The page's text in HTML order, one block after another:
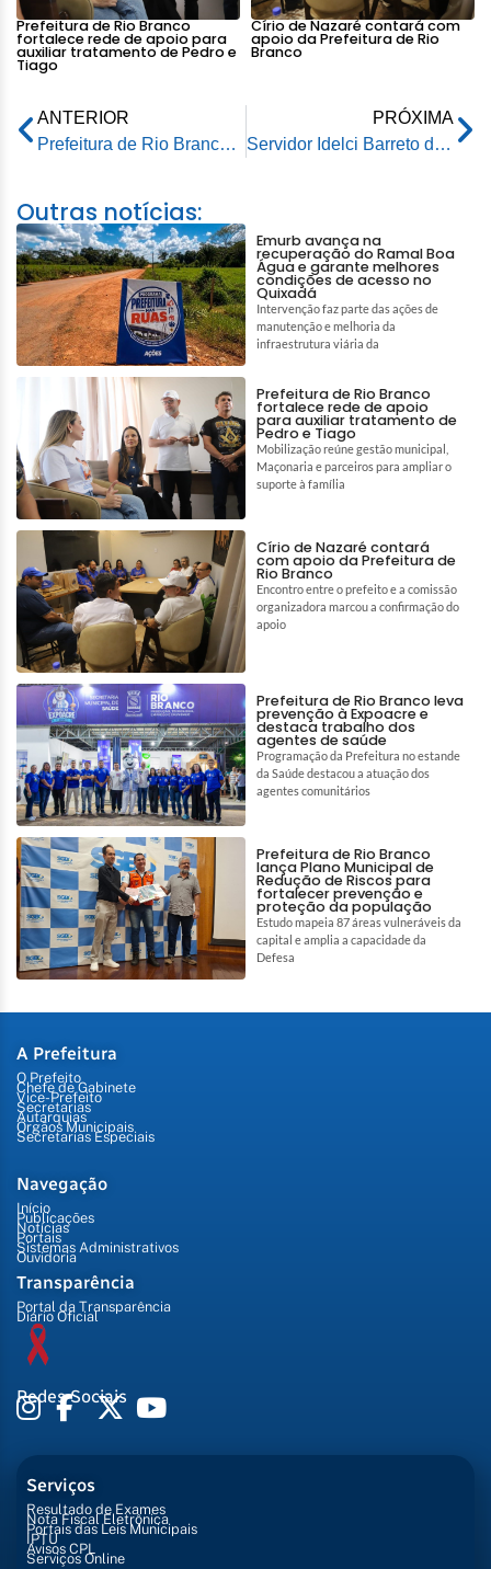
Prefeitura de Rio Branco
fortalece rede de apoio para
auxiliar tratamento de Pedro e
Tiago
Círio de Nazaré contará com
apoio da Prefeitura de Rio
Branco
ANTERIOR
Prefeitura de Rio Branco garante continuidade e investimentos nos serviços de água e esgoto por meio do Saerb
PRÓXIMA
Servidor Idelci Barreto de Matos completa 76 anos com 54 anos dedicados à Prefeitura de Rio Branco
Outras notícias:
Emurb avança na
recuperação do Ramal Boa
Água e garante melhores
condições de acesso no
Quixadá
Intervenção faz parte das ações de
manutenção e melhoria da
infraestrutura viária da
Prefeitura de Rio Branco
fortalece rede de apoio
para auxiliar tratamento de
Pedro e Tiago
Mobilização reúne gestão municipal,
Maçonaria e parceiros para ampliar o
suporte à família
Círio de Nazaré contará
com apoio da Prefeitura de
Rio Branco
Encontro entre o prefeito e a comissão
organizadora marcou a confirmação do
apoio
Prefeitura de Rio Branco leva
prevenção à Expoacre e
destaca trabalho dos
agentes de saúde
Programação da Prefeitura no estande
da Saúde destacou a atuação dos
agentes comunitários
Prefeitura de Rio Branco
lança Plano Municipal de
Redução de Riscos para
fortalecer prevenção e
proteção da população
Estudo mapeia 87 áreas vulneráveis da
capital e amplia a capacidade da
Defesa
A Prefeitura
O Prefeito
Chefe de Gabinete
Vice-Prefeito
Secretarias
Autarquias
Órgãos Municipais
Secretarias Especiais
Navegação
Início
Publicações
Notícias
Portais
Sistemas Administrativos
Ouvidoria
Transparência
Portal da Transparência
Diário Oficial
Redes Sociais
Serviços
Resultado de Exames
Nota Fiscal Eletrônica
Portais das Leis Municipais
IPTU
Avisos CPL
Serviços Online